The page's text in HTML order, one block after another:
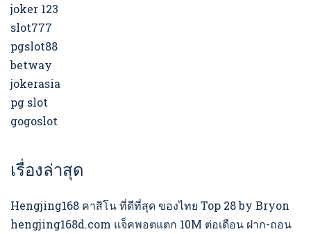
joker 123
slot777
pgslot88
betway
jokerasia
pg slot
gogoslot
เรื่องล่าสุด
Hengjing168 คาสิโน ที่ดีที่สุด ของไทย Top 28 by Bryon
hengjing168d.com แจ็คพอตแตก 10M ต่อเดือน ฝาก-ถอน